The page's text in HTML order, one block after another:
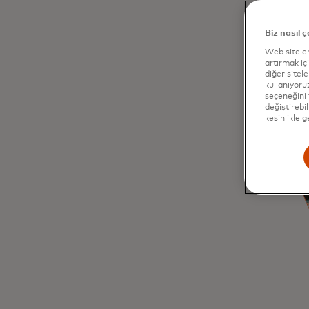
Biz nasıl
Web
artırmak
diğer
seçeneğini
kesinlikle